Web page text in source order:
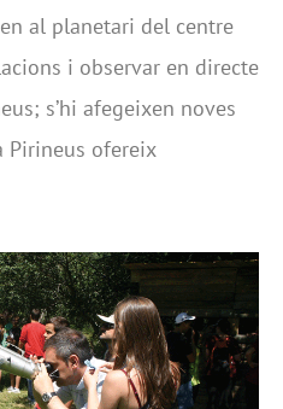
al planetari del centre
i observar en directe
s’hi afegeixen noves
Pirineus ofereix